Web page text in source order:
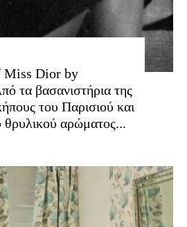
Miss Dior by
τα βασανιστήρια της
του Παρισιού και
θρυλικού αρώματος...